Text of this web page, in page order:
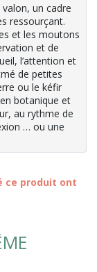
un cadre
ressourçant.
et les moutons
et de
l’attention et
de petites
ou le kéfir
botanique et
au rythme de
… ou une
ce produit ont